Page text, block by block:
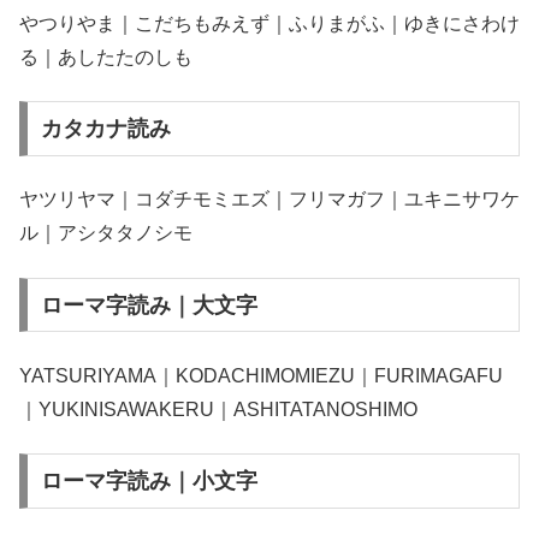
やつりやま｜こだちもみえず｜ふりまがふ｜ゆきにさわけ
る｜あしたたのしも
カタカナ読み
ヤツリヤマ｜コダチモミエズ｜フリマガフ｜ユキニサワケ
ル｜アシタタノシモ
ローマ字読み｜大文字
YATSURIYAMA｜KODACHIMOMIEZU｜FURIMAGAFU
｜YUKINISAWAKERU｜ASHITATANOSHIMO
ローマ字読み｜小文字